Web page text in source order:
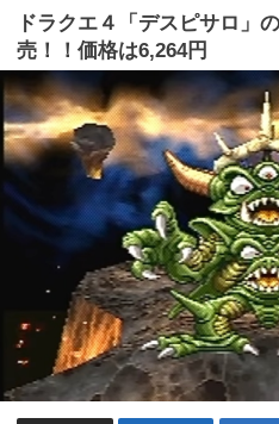
ドラクエ４「デスピサロ」
売！！価格は6,264円